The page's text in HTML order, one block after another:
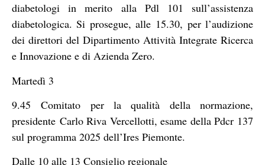
diabetologi in merito alla Pdl 101 sull’assistenza
diabetologica. Si prosegue, alle 15.30, per l’audizione
dei direttori del Dipartimento Attività Integrate Ricerca
e Innovazione e di Azienda Zero.
Martedì 3
9.45 Comitato per la qualità della normazione,
presidente Carlo Riva Vercellotti, esame della Pdcr 137
sul programma 2025 dell’Ires Piemonte.
Dalle 10 alle 13 Consiglio regionale